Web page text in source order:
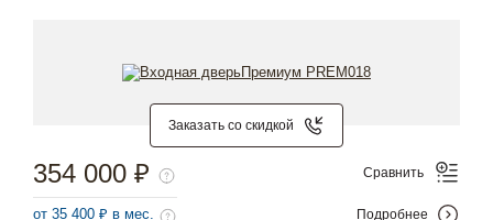
Заказать со скидкой
354 000 ₽
от 35 400 ₽ в мес.
Сравнить
Подробнее